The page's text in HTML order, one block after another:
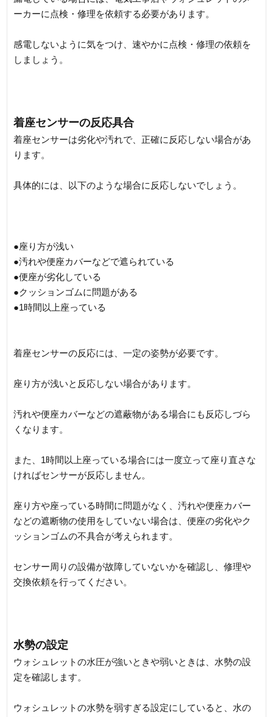
ーカーに点検・修理を依頼する必要があります。
感電しないように気をつけ、速やかに点検・修理の依頼を
しましょう。
着座センサーの反応具合
着座センサーは劣化や汚れで、正確に反応しない場合があ
ります。
具体的には、以下のような場合に反応しないでしょう。
●座り方が浅い
●汚れや便座カバーなどで遮られている
●便座が劣化している
●クッションゴムに問題がある
●1時間以上座っている
着座センサーの反応には、一定の姿勢が必要です。
座り方が浅いと反応しない場合があります。
汚れや便座カバーなどの遮蔽物がある場合にも反応しづら
くなります。
また、1時間以上座っている場合には一度立って座り直さな
ければセンサーが反応しません。
座り方や座っている時間に問題がなく、汚れや便座カバー
などの遮断物の使用をしていない場合は、便座の劣化やク
ッションゴムの不具合が考えられます。
センサー周りの設備が故障していないかを確認し、修理や
交換依頼を行ってください。
水勢の設定
ウォシュレットの水圧が強いときや弱いときは、水勢の設
定を確認します。
ウォシュレットの水勢を弱すぎる設定にしていると、水の